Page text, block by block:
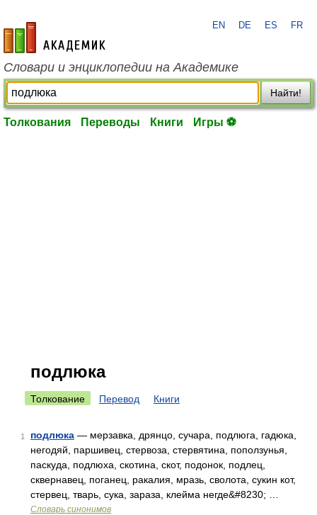
academic.ru
EN DE ES FR
Словари и энциклопедии на Академике
Найти!
Толкования Переводы Книги Игры ⚽
подлюка
Толкование Перевод Книги
1 подлюка — мерзавка, дрянцо, сучара, подлюга, гадюка,
негодяй, паршивец, стервоза, стервятина, поползунья,
паскуда, подлюха, скотина, скот, подонок, подлец,
сквернавец, поганец, ракалия, мразь, сволота, сукин кот,
стервец, тварь, сука, зараза, клейма негде&#8230; …
Словарь синонимов